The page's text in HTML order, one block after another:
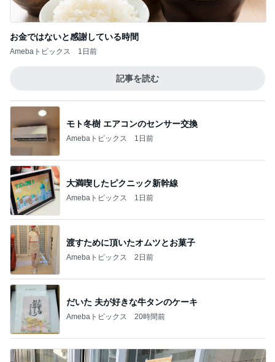
お金ではないと感謝している時間
Amebaトピックス 1日前
記事を読む
モト冬樹 エアコンのセンサー交換
Amebaトピックス 1日前
大満喫したピクニック新幹線
Amebaトピックス 1日前
渡すために頂いたオムツとお菓子
Amebaトピックス 2日前
だいた 夫が好きな牛タンのケーキ
Amebaトピックス 20時間前